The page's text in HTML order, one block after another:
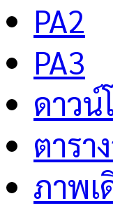
PA2
PA3
ดาวน์
ตารา
ภาพ